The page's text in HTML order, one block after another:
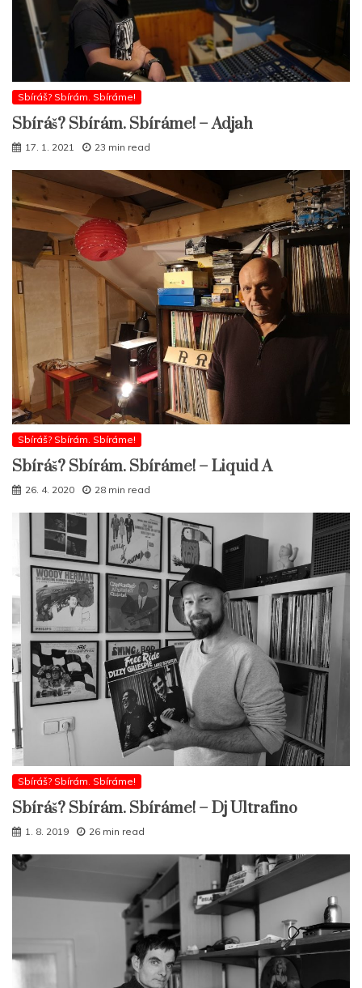
Sbíráš? Sbírám. Sbíráme!
Sbíráš? Sbírám. Sbíráme! – Adjah
17. 1. 2021 23 min read
Sbíráš? Sbírám. Sbíráme!
Sbíráš? Sbírám. Sbíráme! – Liquid A
26. 4. 2020 28 min read
Sbíráš? Sbírám. Sbíráme!
Sbíráš? Sbírám. Sbíráme! – Dj Ultrafino
1. 8. 2019 26 min read